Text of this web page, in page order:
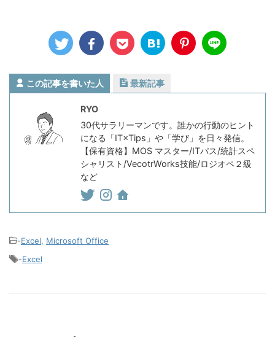
この記事を書いた人 最新記事
RYO
30代サラリーマンです。誰かの行動のヒント
になる「IT×Tips」や「学び」を日々発信。
【保有資格】MOS マスター/ITパス/統計スペ
シャリスト/VecotrWorks技能/ロジオペ２級
など
-Excel
Microsoft Office
-Excel